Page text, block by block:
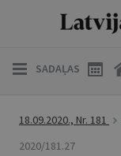
SADAĻAS
18.09.2020., Nr. 181
2020/181.27